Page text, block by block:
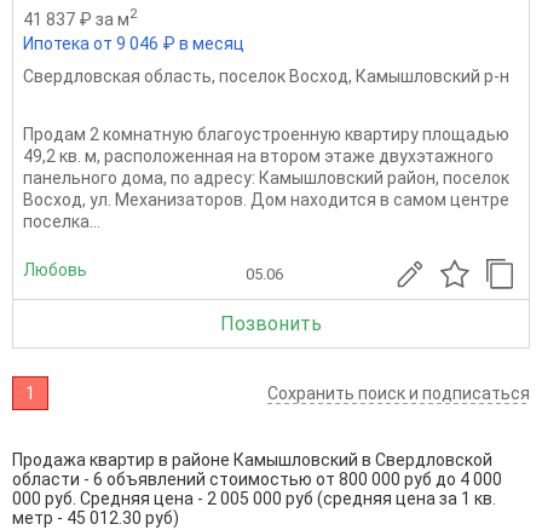
41 837 ₽ за м2
Ипотека от 9 046 ₽ в месяц
Свердловская область, поселок Восход, Камышловский р-н
Продам 2 комнатную благоустроенную квартиру площадью
49,2 кв. м, расположенная на втором этаже двухэтажного
панельного дома, по адресу: Камышловский район, поселок
Восход, ул. Механизаторов. Дом находится в самом центре
поселка...
Любовь 05.06
Позвонить
1 Сохранить поиск и подписаться
Продажа квартир в районе Камышловский в Свердловской
области - 6 объявлений стоимостью от 800 000 руб до 4 000
000 руб. Средняя цена - 2 005 000 руб (средняя цена за 1 кв.
метр - 45 012.30 руб)